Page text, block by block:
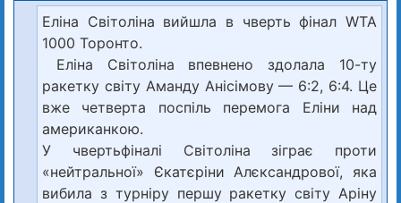
Еліна Світоліна вийшла в чверть фінал WTA
1000 Торонто.
Еліна Світоліна впевнено здолала 10-ту
ракетку світу Аманду Анісімову — 6:2, 6:4. Це
вже четверта поспіль перемога Еліни над
американкою.
У чвертьфіналі Світоліна зіграє проти
«нейтральної» Єкатєріни Алєксандрової, яка
вибила з турніру першу ракетку світу Аріну